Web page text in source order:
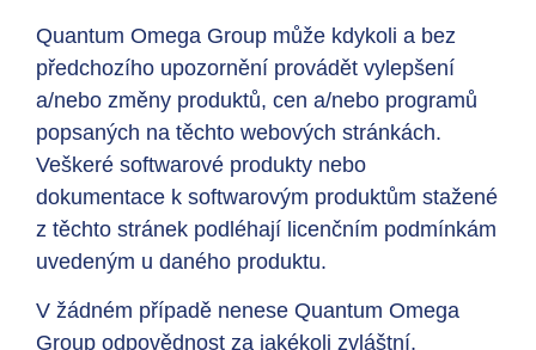
Quantum Omega Group může kdykoli a bez
předchozího upozornění provádět vylepšení
a/nebo změny produktů, cen a/nebo programů
popsaných na těchto webových stránkách.
Veškeré softwarové produkty nebo
dokumentace k softwarovým produktům stažené
z těchto stránek podléhají licenčním podmínkám
uvedeným u daného produktu.
V žádném případě nenese Quantum Omega
Group odpovědnost za jakékoli zvláštní,